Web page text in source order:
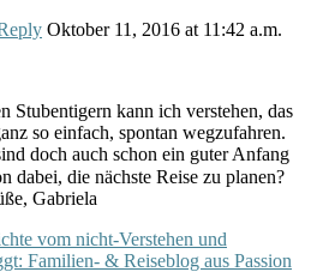
Oktober 11, 2016 at 11:42 a.m.
Stubentigern kann ich verstehen, das
so einfach, spontan wegzufahren.
doch auch schon ein guter Anfang
dabei, die nächste Reise zu planen?
Gabriela
vom nicht-Verstehen und
Familien- & Reiseblog aus Passion